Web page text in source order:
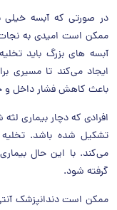
در صورتی ‌که آبسه خیلی
ممکن است امیدی به نجات
آبسه های بزرگ باید
ایجاد می‌کند تا مسیری
باعث کاهش فشار داخل و
افرادی که دچار بیماری
تشکیل شده باشد.
می‌کند. با این حال
گرفته شود.
ممکن است دندانپزشک